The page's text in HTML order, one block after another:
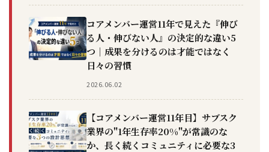
コアメンバー運営11年で見えた『伸び
る人・伸びない人』の決定的な違い5
つ｜成果を分けるのは才能ではなく
日々の習慣
2026.06.02
【コアメンバー運営11年目】サブスク
業界の"1年生存率20%"が常識のな
か、長く続くコミュニティに必要な3